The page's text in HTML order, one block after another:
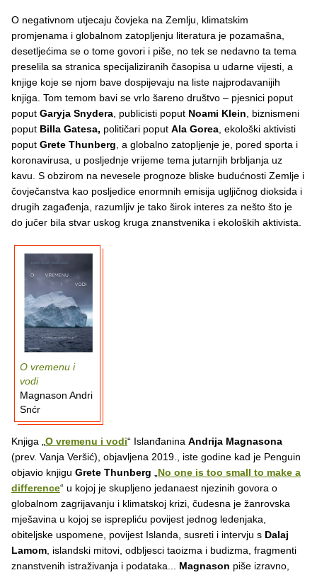
O negativnom utjecaju čovjeka na Zemlju, klimatskim
promjenama i globalnom zatopljenju literatura je pozamašna,
desetljećima se o tome govori i piše, no tek se nedavno ta tema
preselila sa stranica specijaliziranih časopisa u udarne vijesti, a
knjige koje se njom bave dospijevaju na liste najprodavanijih
knjiga. Tom temom bavi se vrlo šareno društvo – pjesnici poput
poput Garyja Snydera , publicisti poput Noami Klein , biznismeni
poput Billa Gatesa, političari poput Ala Gorea , ekološki aktivisti
poput Grete Thunberg , a globalno zatopljenje je, pored sporta i
koronavirusa, u posljednje vrijeme tema jutarnjih brbljanja uz
kavu. S obzirom na nevesele prognoze bliske budućnosti Zemlje i
čovječanstva kao posljedice enormnih emisija ugljičnog dioksida i
drugih zagađenja, razumljiv je tako širok interes za nešto što je
do jučer bila stvar uskog kruga znanstvenika i ekoloških aktivista.
O vremenu i
vodi
Magnason Andri
Snćr
Knjiga „O vremenu i vodi“ Islanđanina Andrija Magnasona
(prev. Vanja Veršić), objavljena 2019., iste godine kad je Penguin
objavio knjigu Grete Thunberg „No one is too small to make a
difference“ u kojoj je skupljeno jedanaest njezinih govora o
globalnom zagrijavanju i klimatskoj krizi, čudesna je žanrovska
mješavina u kojoj se isprepliću povijest jednog ledenjaka,
obiteljske uspomene, povijest Islanda, susreti i intervju s Dalaj
Lamom, islandski mitovi, odbljesci taoizma i budizma, fragmenti
znanstvenih istraživanja i podataka... Magnason piše izravno,